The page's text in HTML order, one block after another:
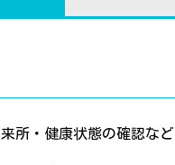
来所・健康状態の確認など